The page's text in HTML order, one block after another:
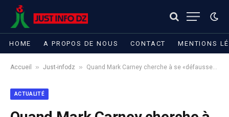
HOME A PROPOS DE NOUS CONTACT MENTIONS
Accueil » Just-infodz » Quand Mark Carney cherche à se «défausser» de Donald Trump au sujet de l’Iran
ACTUALITÉ